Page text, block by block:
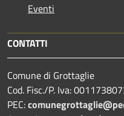
Eventi
CONTATTI
Comune di Grottaglie
Cod. Fisc./P. Iva:
PEC: